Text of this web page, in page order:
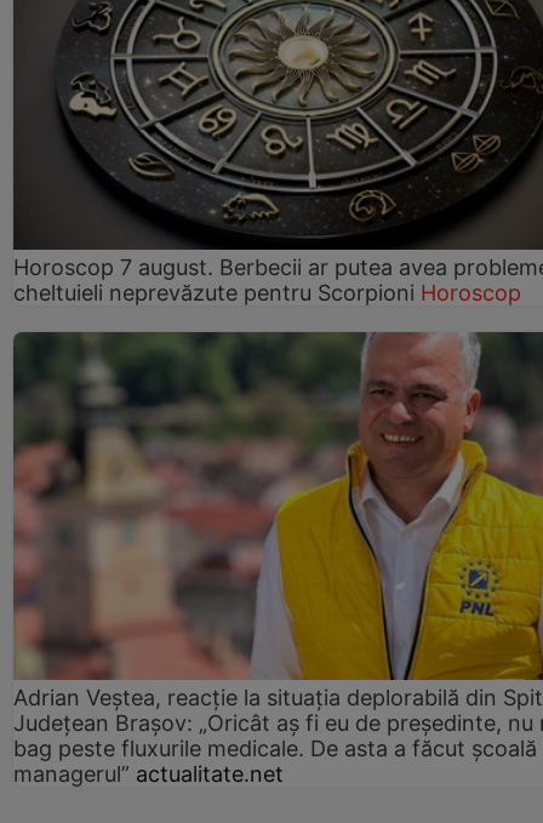
Horoscop 7 august. Berbecii ar putea avea
cheltuieli neprevăzute pentru Scorpioni Horoscop
Adrian Veștea, reacție la situația deplorabilă din
Județean Brașov: „Oricât aș fi eu de președinte, nu
bag peste fluxurile medicale. De asta a făcut școală
managerul” actualitate.net